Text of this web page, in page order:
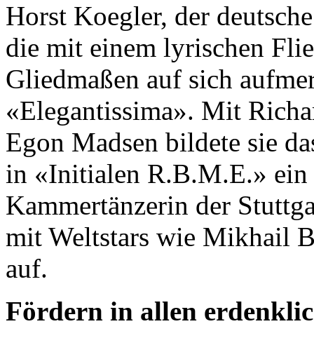
Horst Koegler, der
die mit einem lyrischen
Gliedmaßen auf sich
«Elegantissima». Mit
Egon Madsen bildete sie
in «Initialen R.B.M.E.» ein
Kammertänzerin der
mit Weltstars wie Mikhail
auf.
Fördern in allen